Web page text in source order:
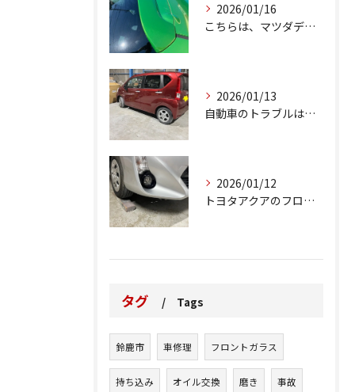
2026/01/16
こちらは、マツダデミオのゲートのルーフスポイラーで、経年劣化...
2026/01/13
自動車のトラブルは、日常生活において避けられない出来事の一つ...
2026/01/12
トヨタアクアのフロントバンパーの右下側を縁石にぶつけてできた...
タグ Tags
鈴鹿市 車修理 フロントガラス
持ち込み オイル交換 磨き 事故